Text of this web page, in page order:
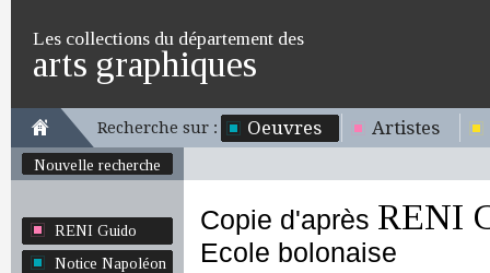
Les collections du département des
arts graphiques
Recherche sur : Oeuvres Artistes
Nouvelle recherche
RENI Guido
Notice Napoléon
Copie d'après RENI
Ecole bolonaise